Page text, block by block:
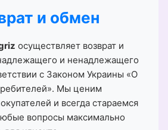
и обмен
осуществляет возврат и
и ненадлежащего
с Законом Украины «О
Мы ценим
и всегда стараемся
вопросы максимально